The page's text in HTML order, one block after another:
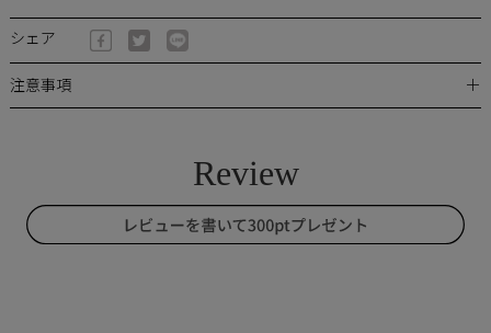
シェア
注意事項 ＋